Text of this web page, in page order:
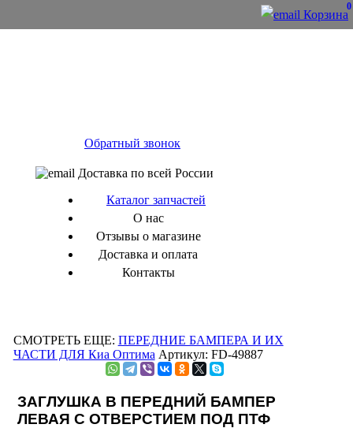
СМОТРЕТЬ ЕЩЕ: ПЕРЕДНИЕ БАМПЕРА И ИХ
ЧАСТИ ДЛЯ Киа Оптима Артикул: FD-49887
ЗАГЛУШКА В ПЕРЕДНИЙ БАМПЕР
ЛЕВАЯ С ОТВЕРСТИЕМ ПОД ПТФ
Обратный звонок
Доставка по всей России
Корзина
0
Каталог запчастей
О нас
Отзывы о магазине
Доставка и оплата
Контакты